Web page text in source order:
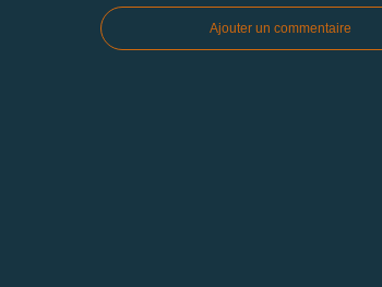
Ajouter un commentaire